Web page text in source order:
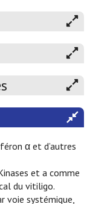
α et d’autres
et a comme
du vitiligo.
voie systémique,